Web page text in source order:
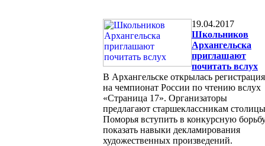
19.04.2017
Школьников
Архангельска
приглашают
почитать вслух
В Архангельске открылась регистрация
на чемпионат России по чтению вслух
«Страница 17». Организаторы
предлагают старшеклассникам столицы
Поморья вступить в конкурсную
показать навыки декламирования
художественных произведений.